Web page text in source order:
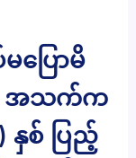
ြောမိ
အသက်က
နှစ် ပြည့်